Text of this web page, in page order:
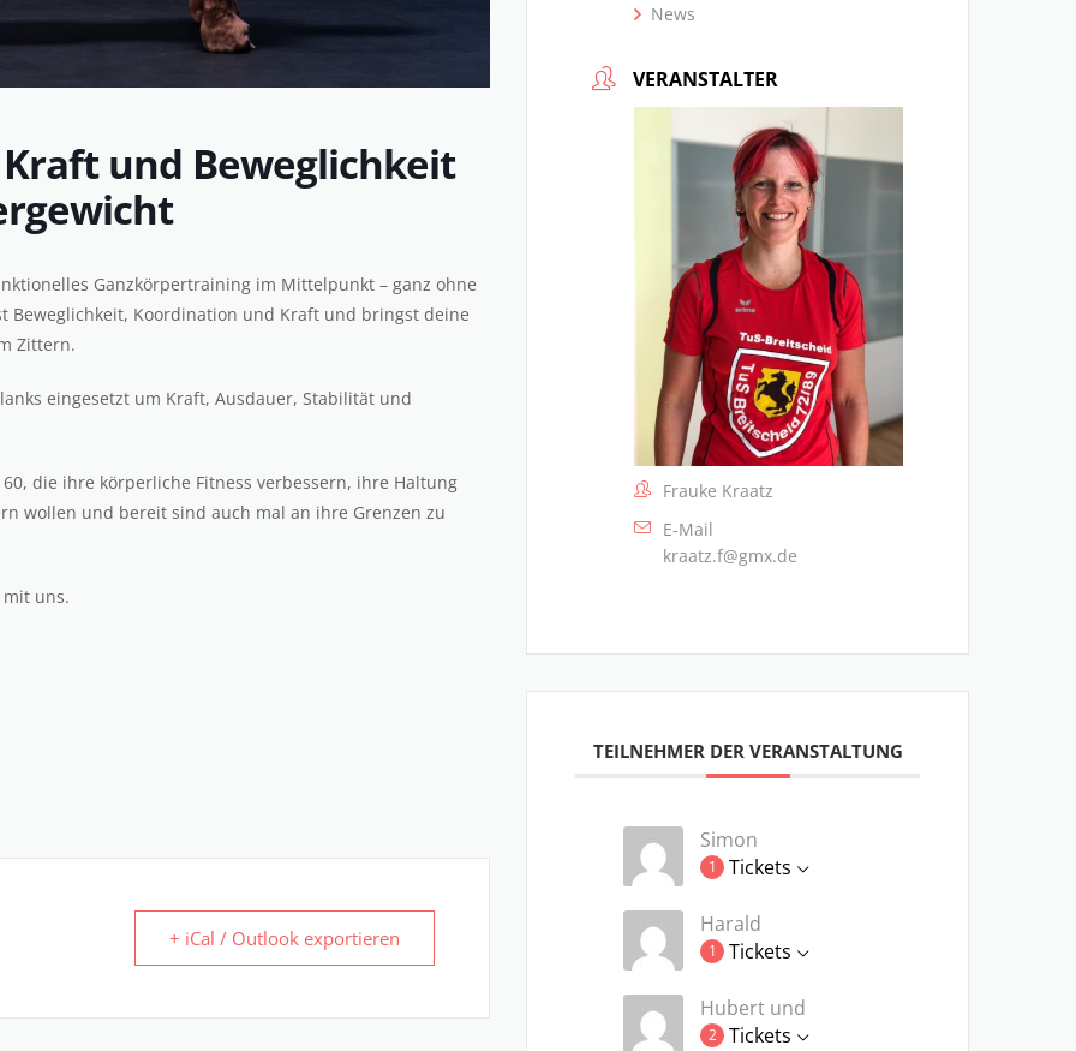
und Beweglichkeit
Ganzkörpertraining im Mittelpunkt – ganz ohne
Koordination und Kraft und bringst deine
Zittern.
eingesetzt um Kraft, Ausdauer, Stabilität und
die ihre körperliche Fitness verbessern, ihre Haltung
wollen und bereit sind auch mal an ihre Grenzen zu
uns.
+ iCal / Outlook exportieren
News
VERANSTALTER
Frauke Kraatz
E-Mail
kraatz.f@gmx.de
TEILNEHMER DER VERANSTALTUNG
Simon
1 Tickets
Harald
1 Tickets
Hubert und
2 Tickets